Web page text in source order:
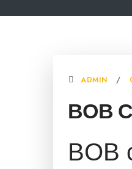
ADMIN
BOB
BOB